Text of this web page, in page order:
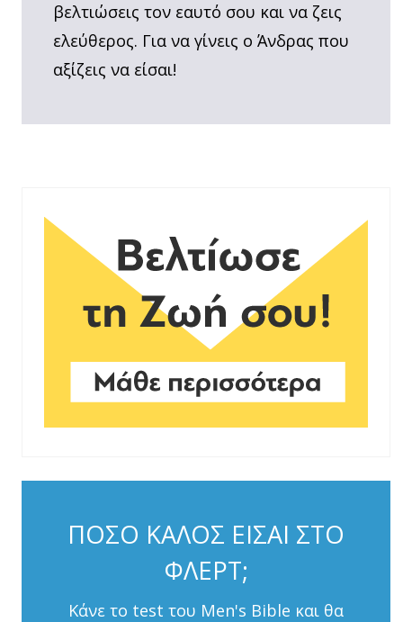
βελτιώσεις τον εαυτό σου και να ζεις
ελεύθερος. Για να γίνεις ο Άνδρας που
αξίζεις να είσαι!
ΠΟΣΟ ΚΑΛΟΣ ΕΙΣΑΙ ΣΤΟ
ΦΛΕΡΤ;
Κάνε το test του Men's Bible και θα